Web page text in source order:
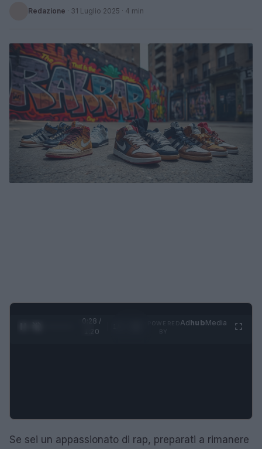
Redazione · 31 Luglio 2025 · 4 min
0:29 /
1:20
AdhubMedia
Se sei un appassionato di rap, preparati a rimanere